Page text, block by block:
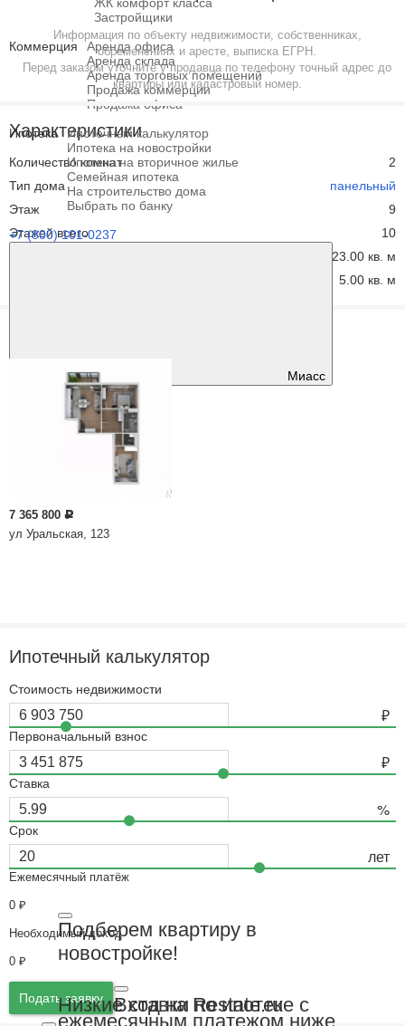
Застройщики
Коммерция
Аренда офиса
Аренда склада
Аренда торговых помещений
Продажа коммерции
Продажа офиса
Ипотека
Ипотечный калькулятор
Ипотека на новостройки
Ипотека на вторичное жилье
Семейная ипотека
На строительство дома
Выбрать по банку
+7 (800) 101-0237
Миасс
Вход на Restate.ru
Информация по объекту недвижимости, собственниках,
обременениях и аресте, выписка ЕГРН.
Перед заказом уточните у продавца по телефону точный адрес до
квартиры или кадастровый номер.
Характеристики
Количество комнат
2
Тип дома
панельный
Этаж
9
Этажей всего
10
23.00 кв. м
5.00 кв. м
7 365 800 Р
ул Уральская, 123
Ипотечный калькулятор
Стоимость недвижимости
Первоначальный взнос
Ставка
Срок
Ежемесячный платёж
0 ₽
Необходимый доход
0 ₽
Подать заявку
Подберем квартиру в
новостройке!
Низкие ставки по ипотеке с
ежемесячным платежом ниже